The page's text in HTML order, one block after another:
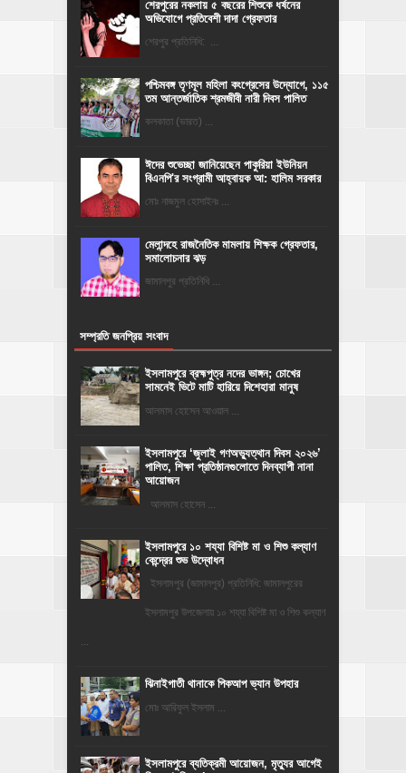
শেরপুরের নকলায় ৫ বছরের শিশুকে ধর্ষনের
অভিযোগে প্রতিবেশী দাদা গ্রেফতার
শেরপুর প্রতিনিধি: ...
পশ্চিমবঙ্গ তৃণমূল মহিলা কংগ্রেসের উদ্যোগে, ১১৫
তম আন্তর্জাতিক শ্রমজীবী নারী দিবস পালিত
কলকাতা (ভারত) ...
ঈদের শুভেচ্ছা জানিয়েছেন পাকুরিয়া ইউনিয়ন
বিএনপি'র সংগ্রামী আহ্বায়ক আ: হালিম সরকার
মোঃ নাজমুল হোসাইনঃ ...
মেলান্দহে রাজনৈতিক মামলায় শিক্ষক গ্রেফতার,
সমালোচনার ঝড়
জামালপুর প্রতিনিধি ...
সম্প্রতি জনপ্রিয় সংবাদ
ইসলামপুরে ব্রহ্মপুত্র নদের ভাঙ্গন; চোখের
সামনেই ভিটে মাটি হারিয়ে দিশেহারা মানুষ
আলমাস হোসেন আওয়াল ...
‎ইসলামপুরে ‘জুলাই গণঅভ্যুত্থান দিবস ২০২৬’
পালিত, শিক্ষা প্রতিষ্ঠানগুলোতে দিনব্যাপী নানা
আয়োজন
‎​আলমাস হোসেন ...
ইসলামপুরে ১০ শয্যা বিশিষ্ট মা ও শিশু কল্যাণ
কেন্দ্রের শুভ উদ্বোধন
ইসলামপুর (জামালপুর) প্রতিনিধি: জামালপুরের
ইসলামপুর উপজেলায় ১০ শয্যা বিশিষ্ট মা ও শিশু কল্যাণ
...
ঝিনাইগাতী থানাকে পিকআপ ভ্যান উপহার
মোঃ আরিফুল ইসলাম ...
‎ইসলামপুরে ব্যতিক্রমী আয়োজন, মৃত্যুর আগেই